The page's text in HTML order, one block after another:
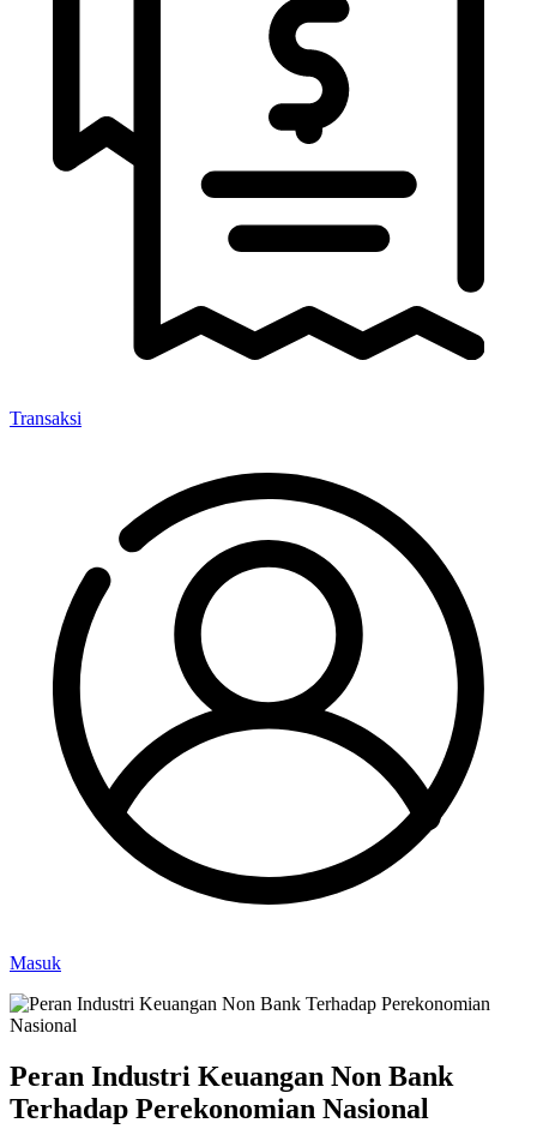
Transaksi
Masuk
Peran Industri Keuangan Non Bank
Terhadap Perekonomian Nasional